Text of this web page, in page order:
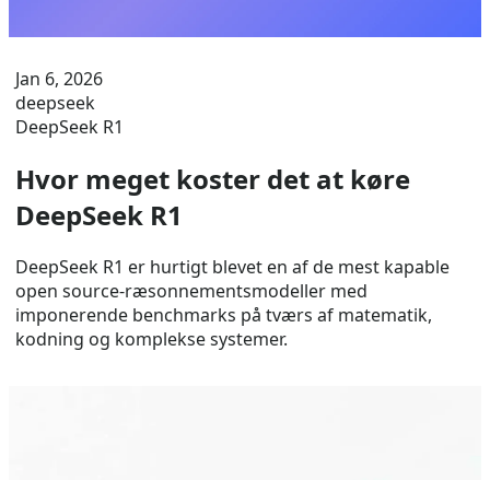
Jan 6, 2026
deepseek
DeepSeek R1
Hvor meget koster det at køre
DeepSeek R1
DeepSeek R1 er hurtigt blevet en af ​​de mest kapable
open source-ræsonnementsmodeller med
imponerende benchmarks på tværs af matematik,
kodning og komplekse systemer.